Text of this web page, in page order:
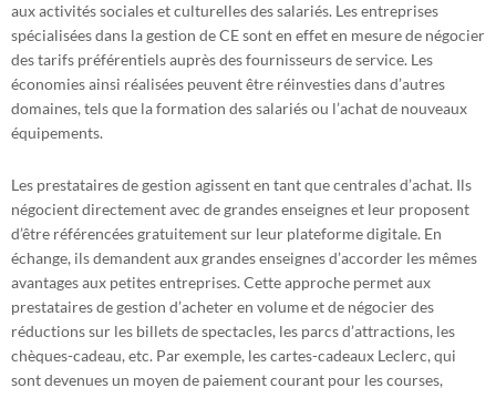
aux activités sociales et culturelles des salariés. Les entreprises
spécialisées dans la gestion de CE sont en effet en mesure de négocier
des tarifs préférentiels auprès des fournisseurs de service. Les
économies ainsi réalisées peuvent être réinvesties dans d’autres
domaines, tels que la formation des salariés ou l’achat de nouveaux
équipements.
Les prestataires de gestion agissent en tant que centrales d’achat. Ils
négocient directement avec de grandes enseignes et leur proposent
d’être référencées gratuitement sur leur plateforme digitale. En
échange, ils demandent aux grandes enseignes d’accorder les mêmes
avantages aux petites entreprises. Cette approche permet aux
prestataires de gestion d’acheter en volume et de négocier des
réductions sur les billets de spectacles, les parcs d’attractions, les
chèques-cadeau, etc. Par exemple, les cartes-cadeaux Leclerc, qui
sont devenues un moyen de paiement courant pour les courses,